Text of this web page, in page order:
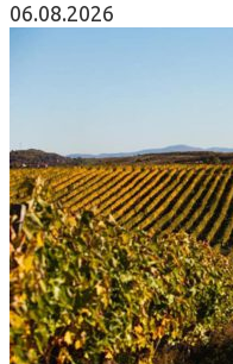
06.08.2026